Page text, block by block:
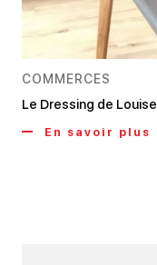
COMMERCES
Le Dressing de Louise
En savoir plus